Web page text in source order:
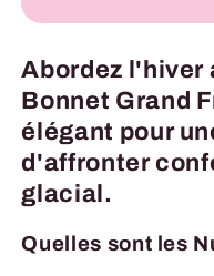
Abordez l'hiver
Bonnet Grand
élégant pour
d'affronter
glacial.
Quelles sont les